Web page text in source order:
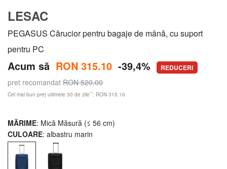
LESAC
PEGASUS Cărucior pentru bagaje de mână, cu suport
pentru PC
Acum să RON 315.10 -39,4% REDUCERI
pret recomandat RON 520.00
Cel mai bun preț ultimele 30 de zile**: RON 315.10
MĂRIME: Mică Măsură (≤ 56 cm)
CULOARE: albastru marin